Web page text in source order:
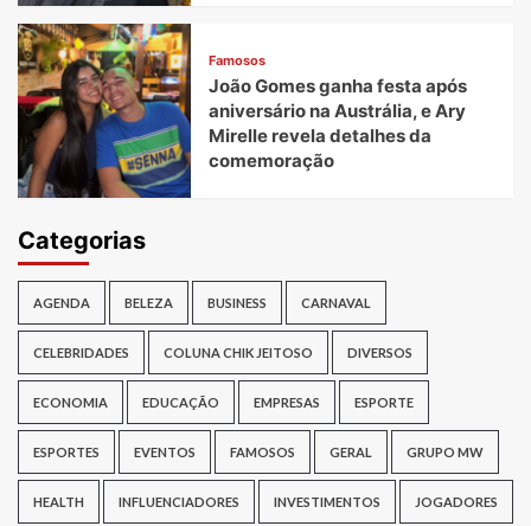
Famosos
João Gomes ganha festa após
aniversário na Austrália, e Ary
Mirelle revela detalhes da
comemoração
Categorias
AGENDA BELEZA BUSINESS CARNAVAL
CELEBRIDADES COLUNA CHIK JEITOSO DIVERSOS
ECONOMIA EDUCAÇÃO EMPRESAS ESPORTE
ESPORTES EVENTOS FAMOSOS GERAL GRUPO MW
HEALTH INFLUENCIADORES INVESTIMENTOS JOGADORES